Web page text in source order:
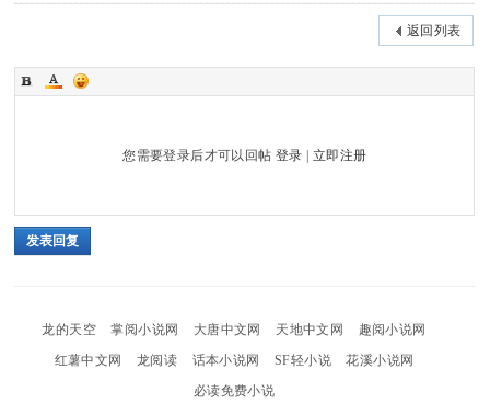
返回列表
您需要登录后才可以回帖登录 |立即注册
发表回复
龙的天空 掌阅小说网 大唐中文网 天地中文网
趣阅小说网
红薯中文网
龙阅读 话本小说网 SF轻小说
花溪小说网
必读免费小说